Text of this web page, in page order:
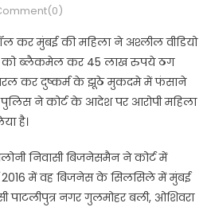
कॉल कर मुंबई की महिला ने अश्लील वीडियो
को ब्लैकमेल कर 45 लाख रुपये ठग
कर दुष्कर्म के झूठे मुकदमे में फंसाने
पुलिस ने कोर्ट के आदेश पर आरोपी महिला
है।
निवासी बिजनेसमैन ने कोर्ट में
2016 में वह बिजनेस के सिलसिले में मुंबई
पाटलीपुत्र नगर गुलमोहर बली, ओशिवरा